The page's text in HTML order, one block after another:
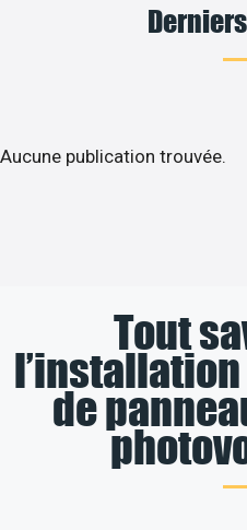
Aucune publication trouvée.
Tout
de